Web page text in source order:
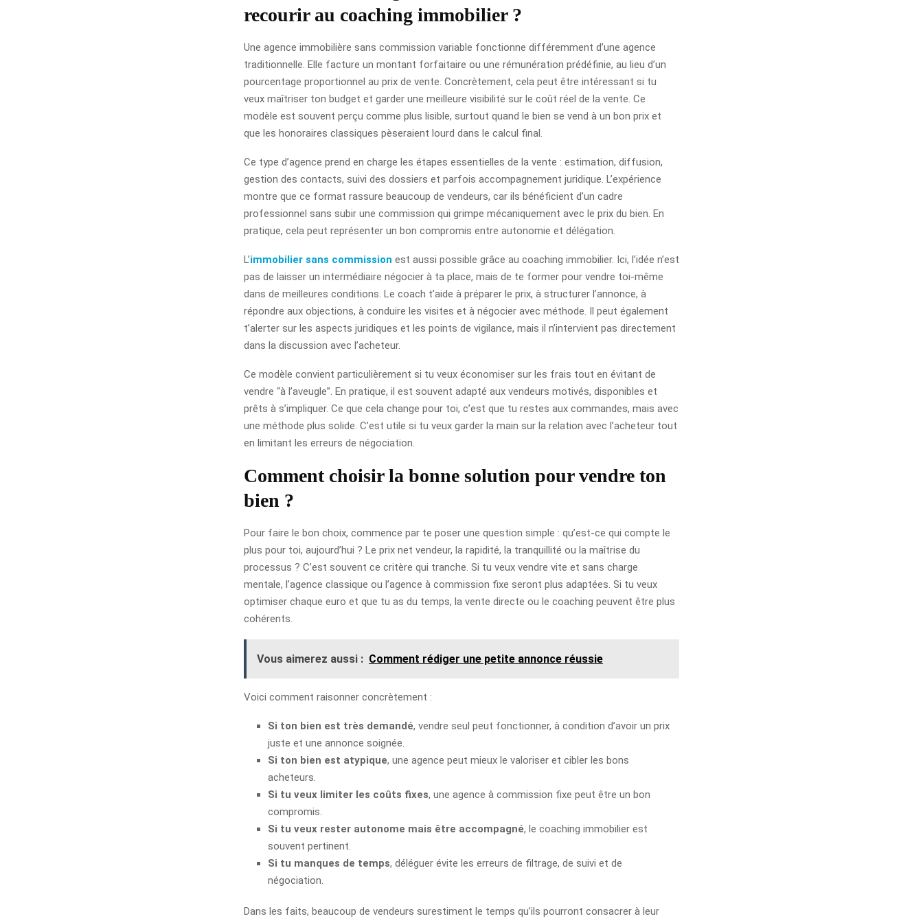
recourir au coaching immobilier ?
Une agence immobilière sans commission variable fonctionne différemment d’une agence
traditionnelle. Elle facture un montant forfaitaire ou une rémunération prédéfinie, au lieu d’un
pourcentage proportionnel au prix de vente. Concrètement, cela peut être intéressant si tu
veux maîtriser ton budget et garder une meilleure visibilité sur le coût réel de la vente. Ce
modèle est souvent perçu comme plus lisible, surtout quand le bien se vend à un bon prix et
que les honoraires classiques pèseraient lourd dans le calcul final.
Ce type d’agence prend en charge les étapes essentielles de la vente : estimation, diffusion,
gestion des contacts, suivi des dossiers et parfois accompagnement juridique. L’expérience
montre que ce format rassure beaucoup de vendeurs, car ils bénéficient d’un cadre
professionnel sans subir une commission qui grimpe mécaniquement avec le prix du bien. En
pratique, cela peut représenter un bon compromis entre autonomie et délégation.
L’immobilier sans commission est aussi possible grâce au coaching immobilier. Ici, l’idée n’est
pas de laisser un intermédiaire négocier à ta place, mais de te former pour vendre toi-même
dans de meilleures conditions. Le coach t’aide à préparer le prix, à structurer l’annonce, à
répondre aux objections, à conduire les visites et à négocier avec méthode. Il peut également
t’alerter sur les aspects juridiques et les points de vigilance, mais il n’intervient pas directement
dans la discussion avec l’acheteur.
Ce modèle convient particulièrement si tu veux économiser sur les frais tout en évitant de
vendre “à l’aveugle”. En pratique, il est souvent adapté aux vendeurs motivés, disponibles et
prêts à s’impliquer. Ce que cela change pour toi, c’est que tu restes aux commandes, mais avec
une méthode plus solide. C’est utile si tu veux garder la main sur la relation avec l’acheteur tout
en limitant les erreurs de négociation.
Comment choisir la bonne solution pour vendre ton
bien ?
Pour faire le bon choix, commence par te poser une question simple : qu’est-ce qui compte le
plus pour toi, aujourd’hui ? Le prix net vendeur, la rapidité, la tranquillité ou la maîtrise du
processus ? C’est souvent ce critère qui tranche. Si tu veux vendre vite et sans charge
mentale, l’agence classique ou l’agence à commission fixe seront plus adaptées. Si tu veux
optimiser chaque euro et que tu as du temps, la vente directe ou le coaching peuvent être plus
cohérents.
Vous aimerez aussi : Comment rédiger une petite annonce réussie
Voici comment raisonner concrètement :
Si ton bien est très demandé, vendre seul peut fonctionner, à condition d’avoir un prix
juste et une annonce soignée.
Si ton bien est atypique, une agence peut mieux le valoriser et cibler les bons
acheteurs.
Si tu veux limiter les coûts fixes, une agence à commission fixe peut être un bon
compromis.
Si tu veux rester autonome mais être accompagné, le coaching immobilier est
souvent pertinent.
Si tu manques de temps, déléguer évite les erreurs de filtrage, de suivi et de
négociation.
Dans les faits, beaucoup de vendeurs surestiment le temps qu’ils pourront consacrer à leur